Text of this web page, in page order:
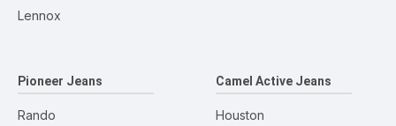
Lennox
Pioneer Jeans
Rando
Camel Active Jeans
Houston